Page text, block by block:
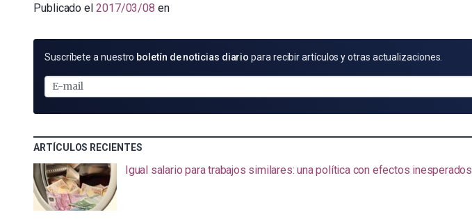
Publicado el 2017/03/08 en
SUSCRÍBETE
E-
MAIL
Suscríbete a nuestro boletín de noticias diario para recibir artículos y otras actualizaciones.
ARTÍCULOS RECIENTES
Igual salario para trabajos similares: una política con efectos inesperados